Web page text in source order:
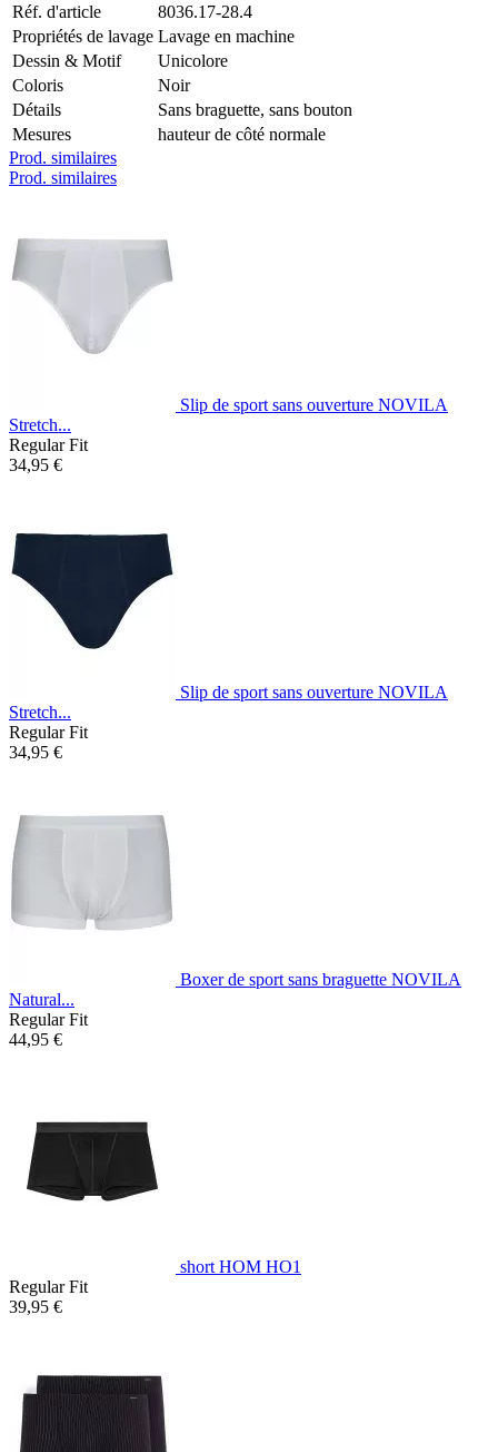
Réf. d'article
8036.17-28.4
Propriétés de lavage Lavage en machine
Dessin & Motif
Unicolore
Coloris
Noir
Détails
Sans braguette, sans bouton
Mesures
hauteur de côté normale
Prod. similaires
Prod. similaires
Slip de sport sans ouverture NOVILA
Stretch...
Regular Fit
34,95 €
Slip de sport sans ouverture NOVILA
Stretch...
Regular Fit
34,95 €
Boxer de sport sans braguette NOVILA
Natural...
Regular Fit
44,95 €
short HOM HO1
Regular Fit
39,95 €